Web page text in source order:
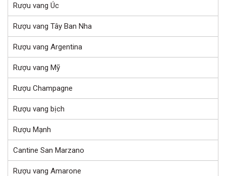
Rượu vang Úc
Rượu vang Tây Ban Nha
Rượu vang Argentina
Rượu vang Mỹ
Rượu Champagne
Rượu vang bịch
Rượu Mạnh
Cantine San Marzano
Rượu vang Amarone